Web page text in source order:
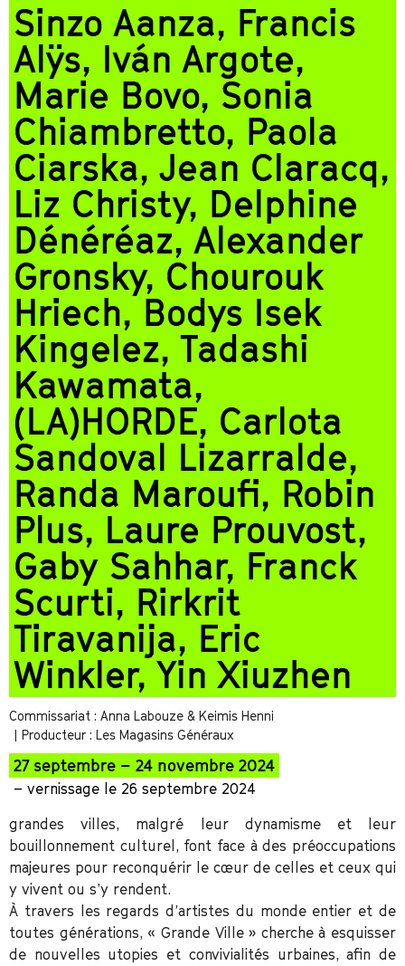
Sinzo Aanza, Francis
Alÿs, Iván Argote,
Marie Bovo, Sonia
Chiambretto, Paola
Ciarska, Jean Claracq,
Liz Christy, Delphine
Dénéréaz, Alexander
Gronsky, Chourouk
Hriech, Bodys Isek
Kingelez, Tadashi
Kawamata,
(LA)HORDE, Carlota
Sandoval Lizarralde,
Randa Maroufi, Robin
Plus, Laure Prouvost,
Gaby Sahhar, Franck
Scurti, Rirkrit
Tiravanija, Eric
Winkler, Yin Xiuzhen
Commissariat : Anna Labouze & Keimis Henni
| Producteur : Les Magasins Généraux
27 septembre – 24 novembre 2024
– vernissage le 26 septembre 2024
grandes villes, malgré leur dynamisme et leur
bouillonnement culturel, font face à des préoccupations
majeures pour reconquérir le cœur de celles et ceux qui
y vivent ou s’y rendent.
À travers les regards d’artistes du monde entier et de
toutes générations, « Grande Ville » cherche à esquisser
de nouvelles utopies et convivialités urbaines, afin de